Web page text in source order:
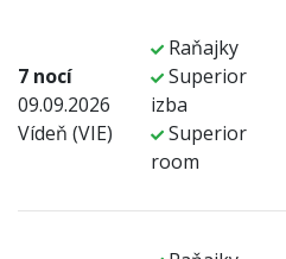
7 nocí
09.09.2026
Vídeň (VIE)
Raňajky
Superior
izba
Superior
room